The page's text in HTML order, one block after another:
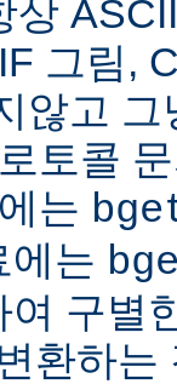
상
그림,
않고
토콜
는
에는
여 구별
환하